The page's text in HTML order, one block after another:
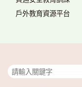
戶外教育資源平台